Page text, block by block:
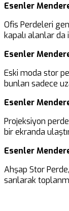
Esenler
Ofis Perdeleri
kapalı alanlar
Esenler
Eski moda stor
bunları sadece
Esenler
Projeksiyon
bir ekranda
Esenler
Ahşap Stor
sarılarak